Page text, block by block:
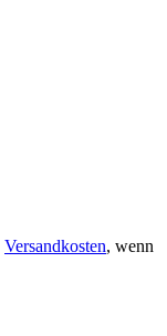
Versandkosten, wenn